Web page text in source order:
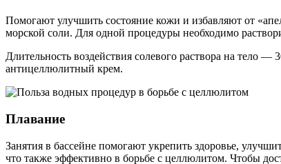
Помогают улучшить состояние кожи и избавляют от
морской соли. Для одной процедуры необходимо
Длительность воздействия солевого раствора на
антицеллюлитный крем.
Плавание
Занятия в бассейне помогают укрепить здоровье,
что также эффективно в борьбе с целлюлитом. Чтобы